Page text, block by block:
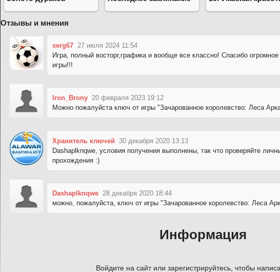
Отзывы и мнения
serg67 27 июля 2024 11:54
Игра, полный восторг,графика и вообще все классно! Спасибо
игры!!!
Iron_Brony 20 февраля 2023 19:12
Можно пожалуйста ключ от игры "Зачарованное королевство: Леса
Хранитель ключей 30 декабря 2020 13:13
Dashaplknqwe, условия получения выполнены, так что проверяйте
прохождения :)
Dashaplknqwe 28 декабря 2020 18:44
можно, пожалуйста, ключ от игры "Зачарованное королевство: Леса
Информация
Войдите на сайт или зарегистрируйтесь, чтобы